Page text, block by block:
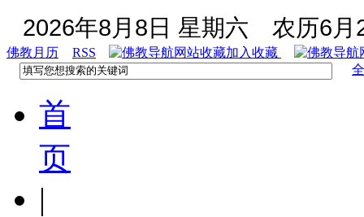
2026年8月8日 星期六 农历6月
佛教月历 RSS
加入收藏
首
页
|